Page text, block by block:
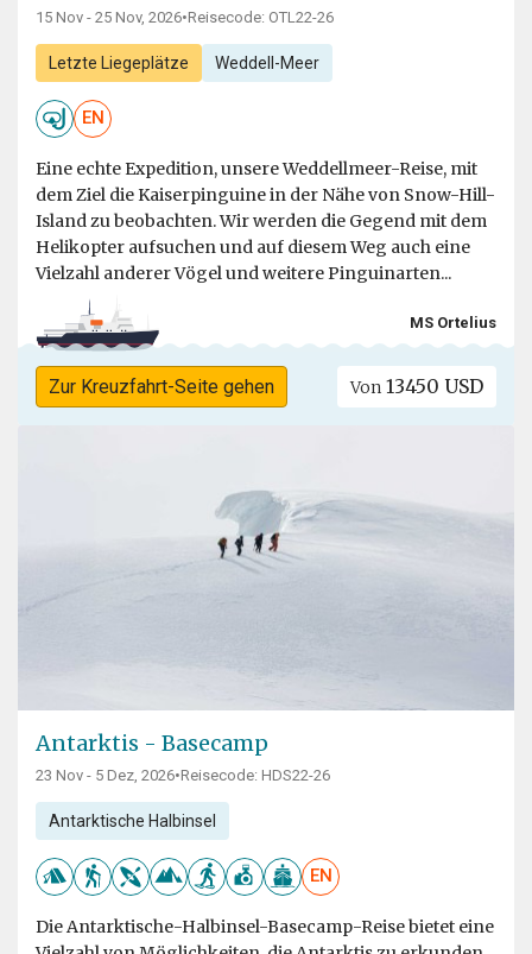
15 Nov - 25 Nov, 2026•Reisecode: OTL22-26
Letzte Liegeplätze Weddell-Meer
EN
Eine echte Expedition, unsere Weddellmeer-Reise, mit
dem Ziel die Kaiserpinguine in der Nähe von Snow-Hill-
Island zu beobachten. Wir werden die Gegend mit dem
Helikopter aufsuchen und auf diesem Weg auch eine
Vielzahl anderer Vögel und weitere Pinguinarten...
MS Ortelius
Zur Kreuzfahrt-Seite gehen Von 13450 USD
Antarktis - Basecamp
23 Nov - 5 Dez, 2026•Reisecode: HDS22-26
Antarktische Halbinsel
EN
Die Antarktische-Halbinsel-Basecamp-Reise bietet eine